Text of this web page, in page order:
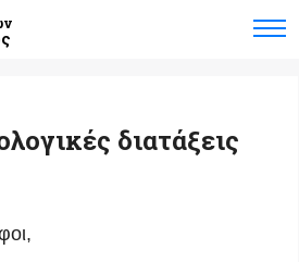
διατάξεις